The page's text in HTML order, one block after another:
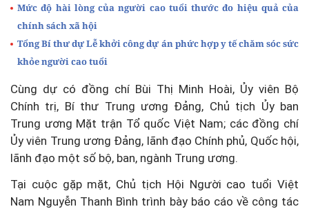
Mức độ hài lòng của người cao tuổi thước đo hiệu quả của
chính sách xã hội
Tổng Bí thư dự Lễ khởi công dự án phức hợp y tế chăm sóc sức
khỏe người cao tuổi
Cùng dự có đồng chí Bùi Thị Minh Hoài, Ủy viên Bộ
Chính trị, Bí thư Trung ương Đảng, Chủ tịch Ủy ban
Trung ương Mặt trận Tổ quốc Việt Nam; các đồng chí
Ủy viên Trung ương Đảng, lãnh đạo Chính phủ, Quốc hội,
lãnh đạo một số bộ, ban, ngành Trung ương.
Tại cuộc gặp mặt, Chủ tịch Hội Người cao tuổi Việt
Nam Nguyễn Thanh Bình trình bày báo cáo về công tác